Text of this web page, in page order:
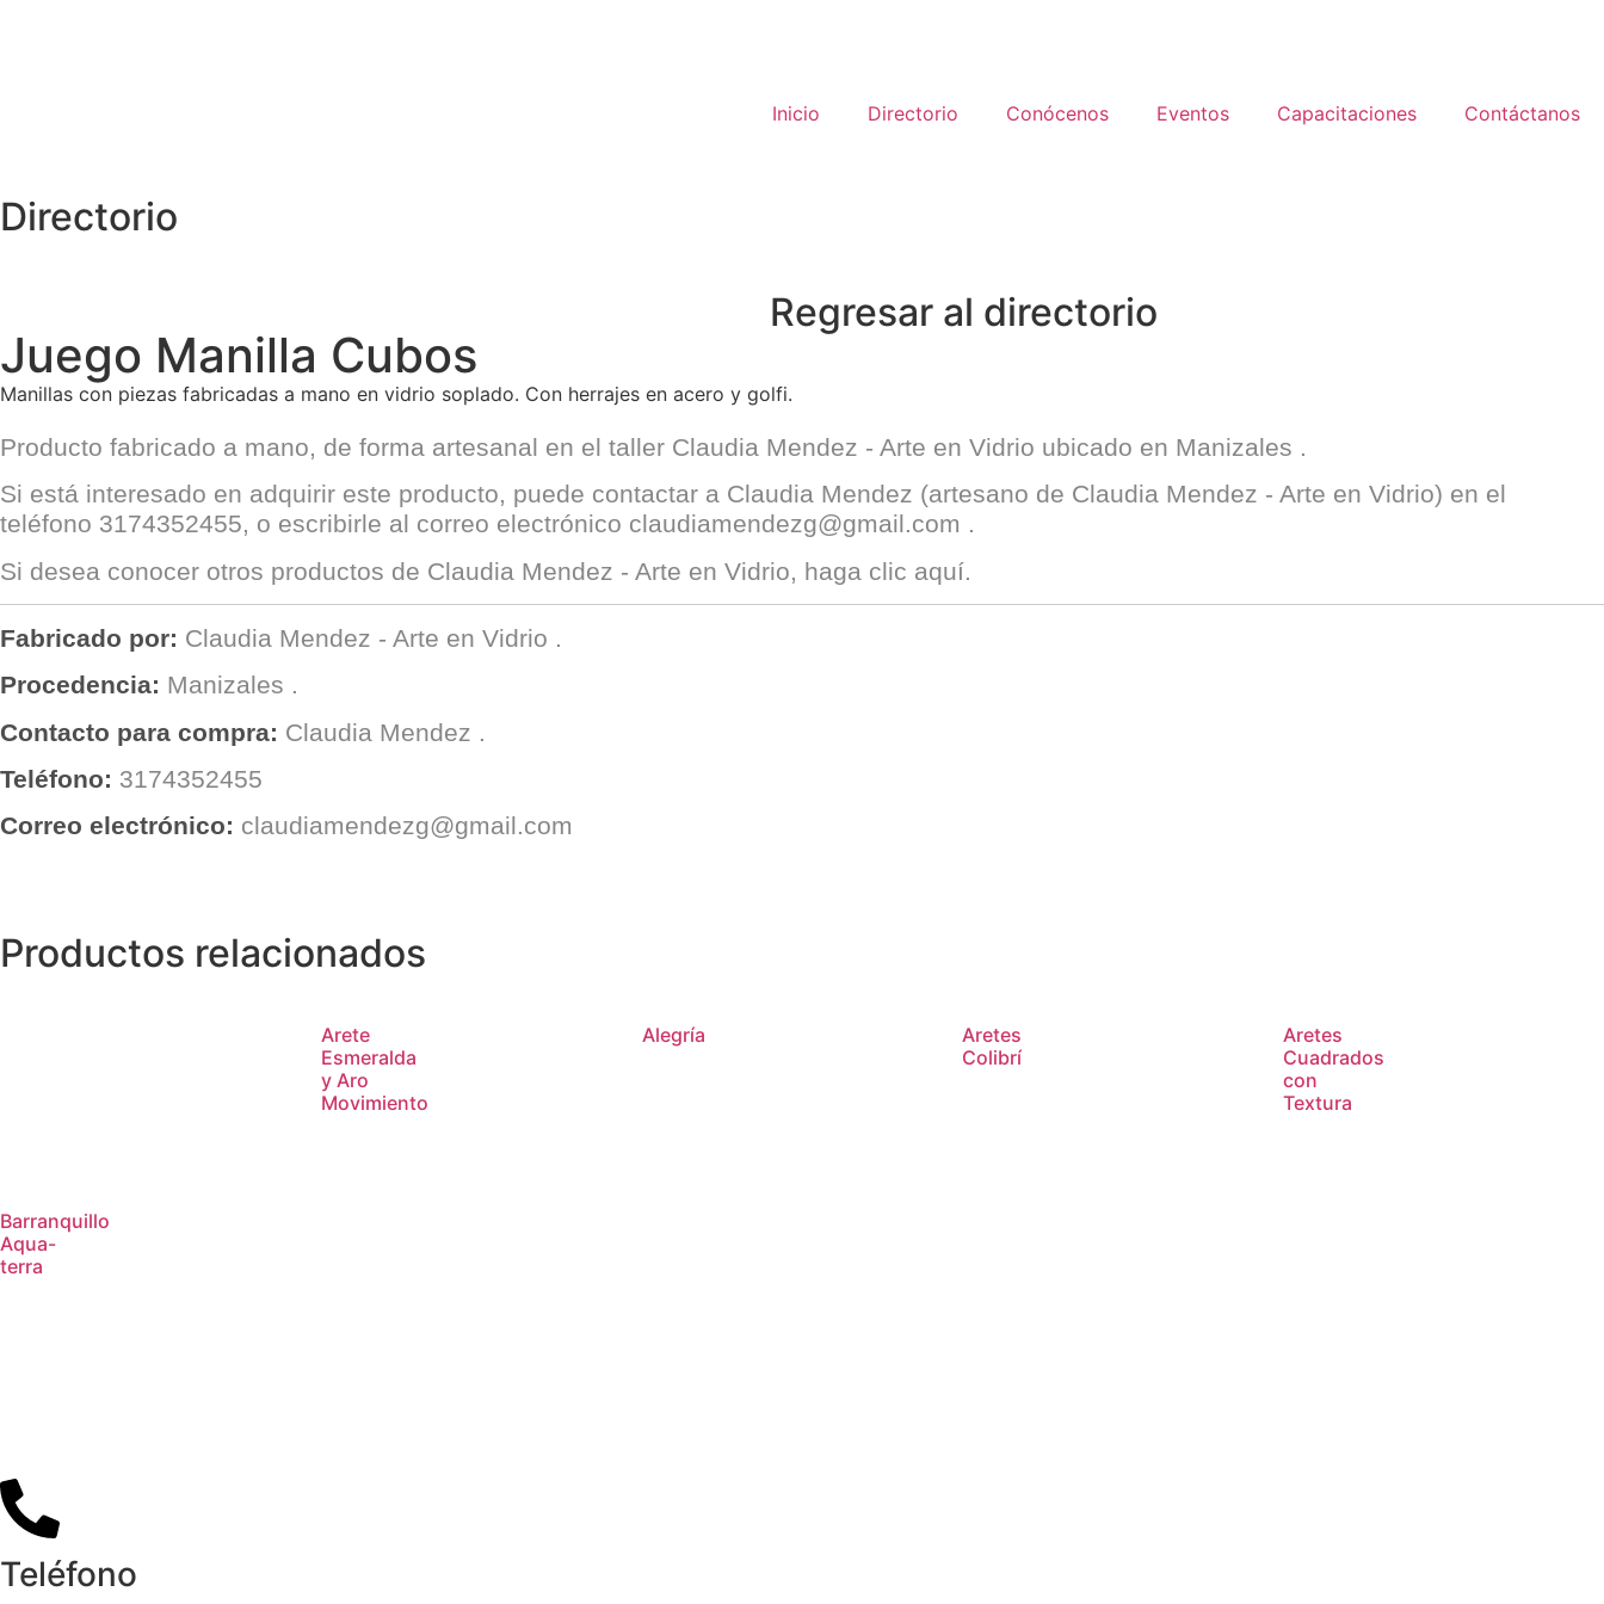
Inicio Directorio Conócenos Eventos Capacitaciones Contáctanos
Directorio
Regresar al directorio
Juego Manilla Cubos
Manillas con piezas fabricadas a mano en vidrio soplado. Con herrajes en acero y golfi.
Producto fabricado a mano, de forma artesanal en el taller Claudia Mendez - Arte en Vidrio ubicado en Manizales .
Si está interesado en adquirir este producto, puede contactar a Claudia Mendez (artesano de Claudia Mendez - Arte en Vidrio) en el
teléfono 3174352455, o escribirle al correo electrónico claudiamendezg@gmail.com .
Si desea conocer otros productos de Claudia Mendez - Arte en Vidrio, haga clic aquí.
Fabricado por: Claudia Mendez - Arte en Vidrio .
Procedencia: Manizales .
Contacto para compra: Claudia Mendez
Teléfono: 3174352455
Correo electrónico: claudiamendezg@gmail.com
Productos relacionados
Arete
Esmeralda
y Aro
Movimiento
Alegría
Aretes
Colibrí
Aretes
Cuadrados
con
Textura
Barranquillo
Aqua-
terra
Teléfono